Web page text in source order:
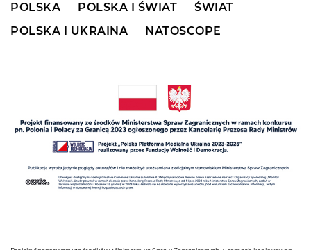
POLSKA POLSKA I ŚWIAT
ŚWIAT
POLSKA I UKRAINA
NATOSCOPE